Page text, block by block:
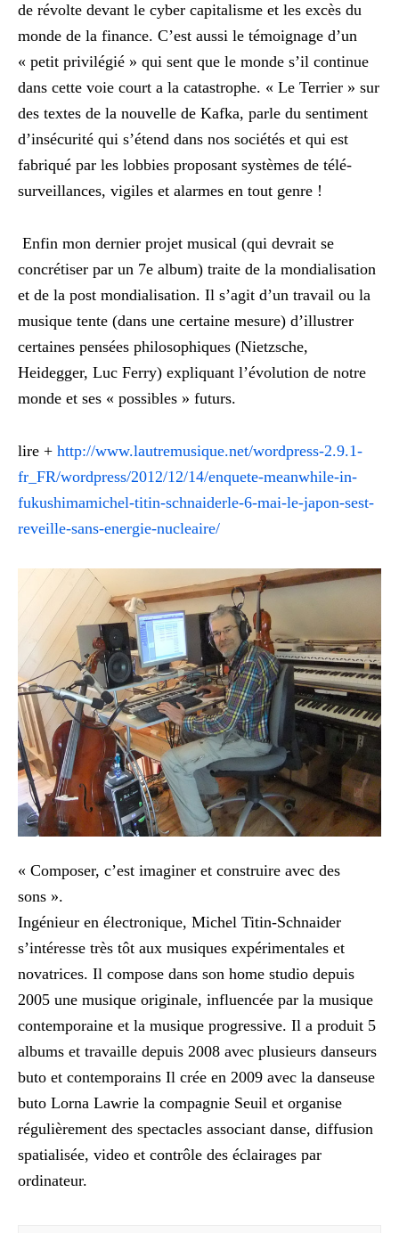
de révolte devant le cyber capitalisme et les excès du
monde de la finance. C’est aussi le témoignage d’un
« petit privilégié » qui sent que le monde s’il continue
dans cette voie court a la catastrophe. « Le Terrier » sur
des textes de la nouvelle de Kafka, parle du sentiment
d’insécurité qui s’étend dans nos sociétés et qui est
fabriqué par les lobbies proposant systèmes de télé-
surveillances, vigiles et alarmes en tout genre !
Enfin mon dernier projet musical (qui devrait se
concrétiser par un 7e album) traite de la mondialisation
et de la post mondialisation. Il s’agit d’un travail ou la
musique tente (dans une certaine mesure) d’illustrer
certaines pensées philosophiques (Nietzsche,
Heidegger, Luc Ferry) expliquant l’évolution de notre
monde et ses « possibles » futurs.
lire + http://www.lautremusique.net/wordpress-2.9.1-
fr_FR/wordpress/2012/12/14/enquete-meanwhile-in-
fukushimamichel-titin-schnaiderle-6-mai-le-japon-sest-
reveille-sans-energie-nucleaire/
« Composer, c’est imaginer et construire avec des
sons ».
Ingénieur en électronique, Michel Titin-Schnaider
s’intéresse très tôt aux musiques expérimentales et
novatrices. Il compose dans son home studio depuis
2005 une musique originale, influencée par la musique
contemporaine et la musique progressive. Il a produit 5
albums et travaille depuis 2008 avec plusieurs danseurs
buto et contemporains Il crée en 2009 avec la danseuse
buto Lorna Lawrie la compagnie Seuil et organise
régulièrement des spectacles associant danse, diffusion
spatialisée, video et contrôle des éclairages par
ordinateur.